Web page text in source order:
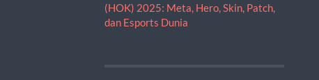
(HOK) 2025: Meta, Hero, Skin, Patch,
dan Esports Dunia